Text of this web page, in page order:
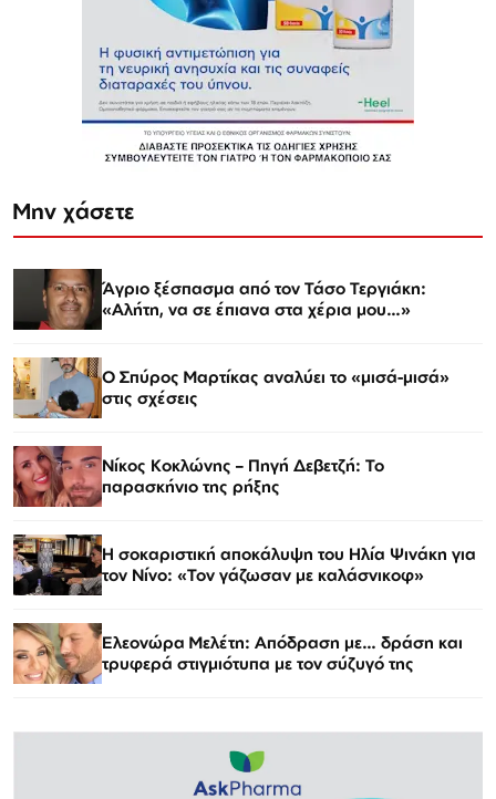
Μην χάσετε
Άγριο ξέσπασμα από τον Τάσο Τεργιάκη:
«Αλήτη, να σε έπιανα στα χέρια μου…»
Ο Σπύρος Μαρτίκας αναλύει το «μισά-μισά»
στις σχέσεις
Νίκος Κοκλώνης – Πηγή Δεβετζή: Το
παρασκήνιο της ρήξης
Η σοκαριστική αποκάλυψη του Ηλία Ψινάκη για
τον Νίνο: «Τον γάζωσαν με καλάσνικοφ»
Ελεονώρα Μελέτη: Απόδραση με… δράση και
τρυφερά στιγμιότυπα με τον σύζυγό της